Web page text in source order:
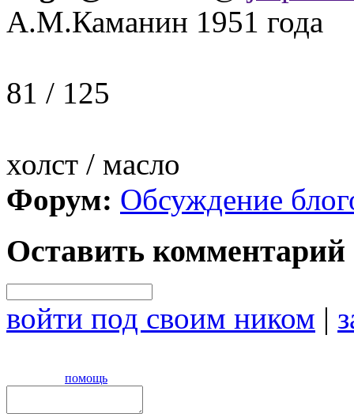
А.М.Каманин 1951 года
81 / 125
холст / масло
Форум: Обсуждение
Оставить комментарий
войти под своим ником |
помощь